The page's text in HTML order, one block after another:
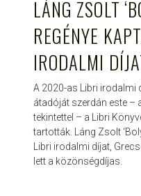
LÁNG ZSOLT
REGÉNYE
IRODALMI
A 2020-as Libri irodalmi
átadóját szerdán este –
tekintettel – a Libri
tartották. Láng Zsolt
Libri irodalmi díjat,
lett a közönségdíjas.